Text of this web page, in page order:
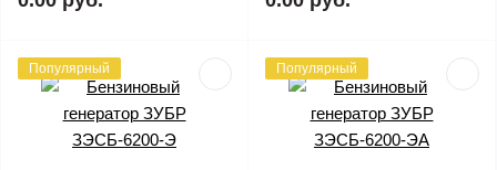
Популярный Популярный